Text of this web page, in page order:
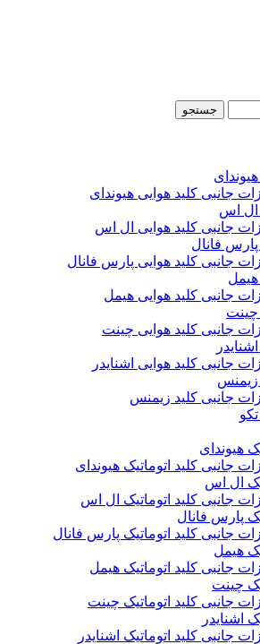
جستجو
جانبی کلید هوایی هیوندای
ال اس
جانبی کلید هوایی ال اس
پارس فانال
جانبی کلید هوایی پارس فانال
هیمل
جانبی کلید هوایی هیمل
چینت
جانبی کلید هوایی چینت
جانبی کلید هوایی اشنایدر
زیمنس
جانبی کلید زیمنس
هیوندای
جانبی کلید اتوماتیک هیوندای
ال اس
جانبی کلید اتوماتیک ال اس
پارس فانال
جانبی کلید اتوماتیک پارس فانال
هیمل
جانبی کلید اتوماتیک هیمل
چینت
جانبی کلید اتوماتیک چینت
اشنایدر
جانبی کلید اتوماتیک اشنایدر